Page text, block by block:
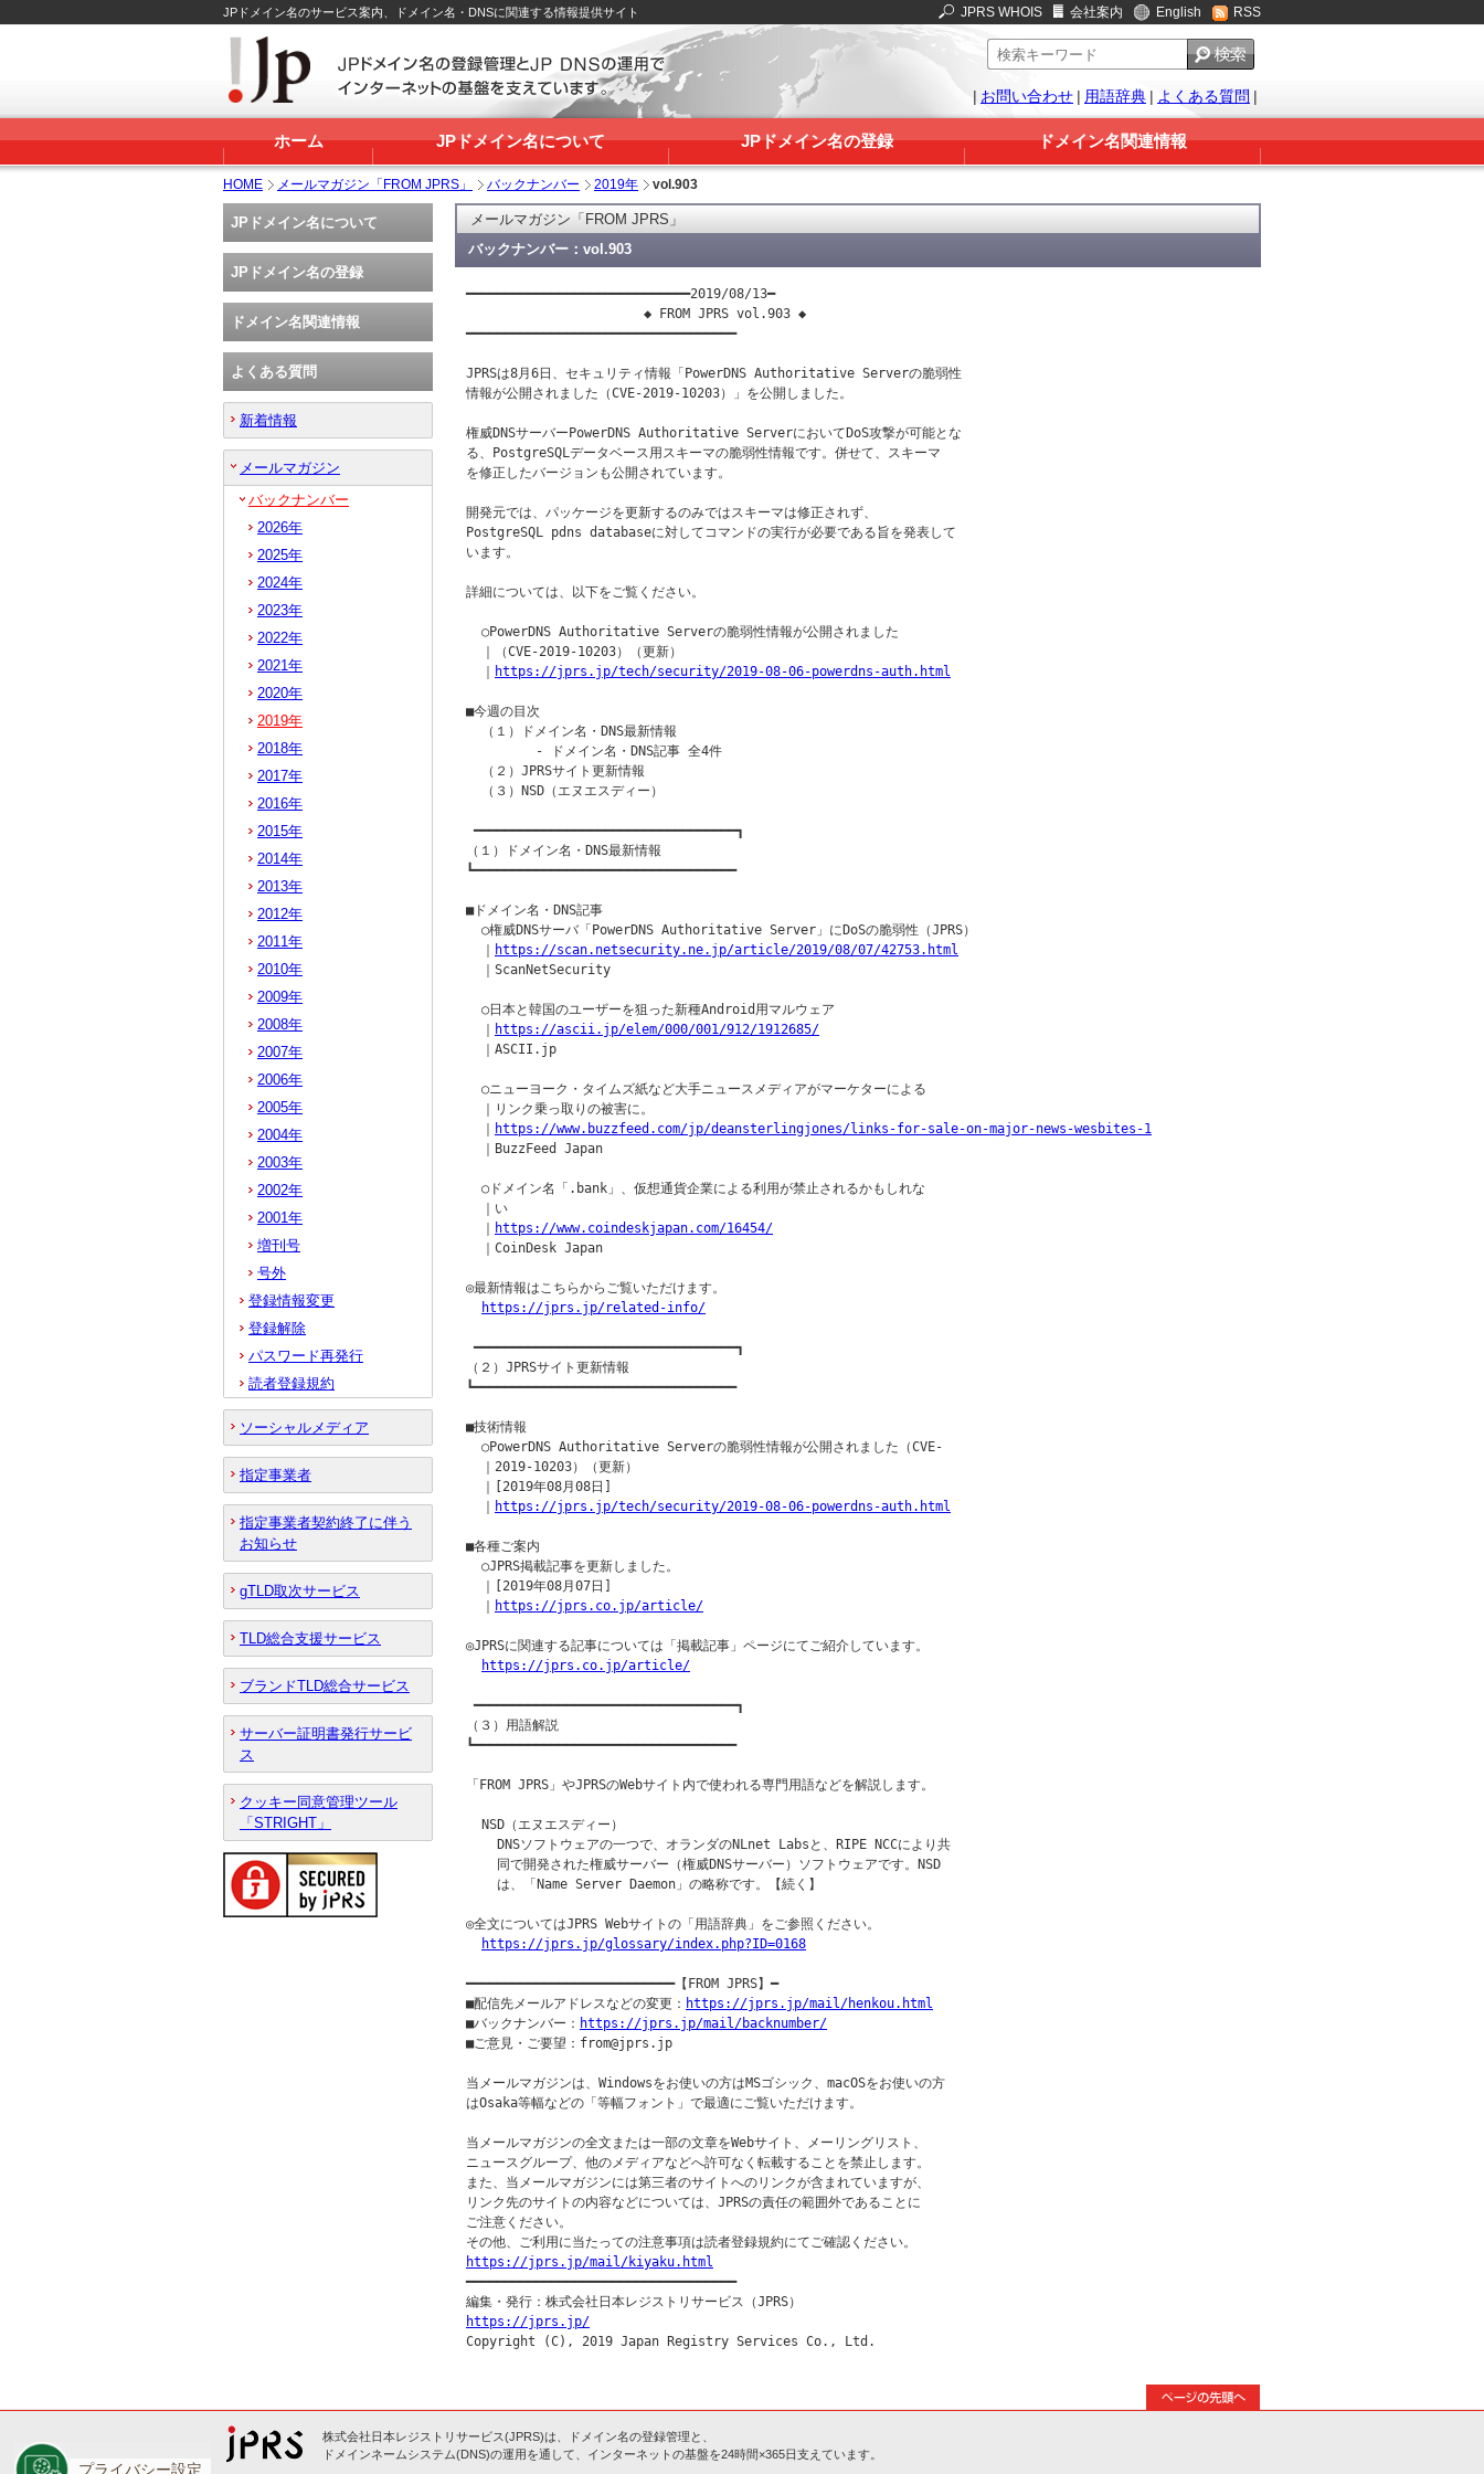
JPドメイン名のサービス案内、ドメイン名・DNSに関連する情報提供サイト JPRS WHOIS 会社案内 English RSS
| お問い合わせ | 用語辞典 | よくある質問 |
ホーム JPドメイン名について JPドメイン名の登録 ドメイン名関連情報
HOME メールマガジン「FROM JPRS」 バックナンバー 2019年 vol.903
メールマガジン「FROM JPRS」
バックナンバー：vol.903
━━━━━━━━━━━━━━━━━━━━━━━━━━━━━2019/08/13━
                       ◆ FROM JPRS vol.903 ◆
━━━━━━━━━━━━━━━━━━━━━━━━━━━━━━━━━━━
JPRSは8月6日、セキュリティ情報「PowerDNS Authoritative Serverの脆弱性
情報が公開されました（CVE-2019-10203）」を公開しました。
権威DNSサーバーPowerDNS Authoritative ServerにおいてDoS攻撃が可能とな
る、PostgreSQLデータベース用スキーマの脆弱性情報です。併せて、スキーマ
を修正したバージョンも公開されています。
開発元では、パッケージを更新するのみではスキーマは修正されず、
PostgreSQL pdns databaseに対してコマンドの実行が必要である旨を発表して
います。
詳細については、以下をご覧ください。
  ○PowerDNS Authoritative Serverの脆弱性情報が公開されました
  ｜（CVE-2019-10203）（更新）
https://jprs.jp/tech/security/2019-08-06-powerdns-auth.html
■今週の目次
  （１）ドメイン名・DNS最新情報
         - ドメイン名・DNS記事 全4件
  （２）JPRSサイト更新情報
  （３）NSD（エヌエスディー）
━━━━━━━━━━━━━━━━━━━━━━━━━━━━━━━━━━┓
（１）ドメイン名・DNS最新情報
┗━━━━━━━━━━━━━━━━━━━━━━━━━━━━━━━━━━
■ドメイン名・DNS記事
  ○権威DNSサーバ「PowerDNS Authoritative Server」にDoSの脆弱性（JPRS）
https://scan.netsecurity.ne.jp/article/2019/08/07/42753.html
  ｜ScanNetSecurity
  ○日本と韓国のユーザーを狙った新種Android用マルウェア
https://ascii.jp/elem/000/001/912/1912685/
  ｜ASCII.jp
  ○ニューヨーク・タイムズ紙など大手ニュースメディアがマーケターによる
  ｜リンク乗っ取りの被害に。
https://www.buzzfeed.com/jp/deansterlingjones/links-for-sale-on-major-news-wesbites-1
  ｜BuzzFeed Japan
  ○ドメイン名「.bank」、仮想通貨企業による利用が禁止されるかもしれな
  ｜い
https://www.coindeskjapan.com/16454/
  ｜CoinDesk Japan
◎最新情報はこちらからご覧いただけます。
https://jprs.jp/related-info/
━━━━━━━━━━━━━━━━━━━━━━━━━━━━━━━━━━┓
（２）JPRSサイト更新情報
┗━━━━━━━━━━━━━━━━━━━━━━━━━━━━━━━━━━
■技術情報
  ○PowerDNS Authoritative Serverの脆弱性情報が公開されました（CVE-
  ｜2019-10203）（更新）
  ｜[2019年08月08日]
https://jprs.jp/tech/security/2019-08-06-powerdns-auth.html
■各種ご案内
  ○JPRS掲載記事を更新しました。
  ｜[2019年08月07日]
https://jprs.co.jp/article/
◎JPRSに関連する記事については「掲載記事」ページにてご紹介しています。
https://jprs.co.jp/article/
━━━━━━━━━━━━━━━━━━━━━━━━━━━━━━━━━━┓
（３）用語解説
┗━━━━━━━━━━━━━━━━━━━━━━━━━━━━━━━━━━
「FROM JPRS」やJPRSのWebサイト内で使われる専門用語などを解説します。
  NSD（エヌエスディー）
    DNSソフトウェアの一つで、オランダのNLnet Labsと、RIPE NCCにより共
    同で開発された権威サーバー（権威DNSサーバー）ソフトウェアです。NSD
    は、「Name Server Daemon」の略称です。【続く】
◎全文についてはJPRS Webサイトの「用語辞典」をご参照ください。
https://jprs.jp/glossary/index.php?ID=0168
━━━━━━━━━━━━━━━━━━━━━━━━━━━【FROM JPRS】━
■配信先メールアドレスなどの変更： https://jprs.jp/mail/henkou.html
■バックナンバー： https://jprs.jp/mail/backnumber/
■ご意見・ご要望：from@jprs.jp
当メールマガジンは、Windowsをお使いの方はMSゴシック、macOSをお使いの方
はOsaka等幅などの「等幅フォント」で最適にご覧いただけます。
当メールマガジンの全文または一部の文章をWebサイト、メーリングリスト、
ニュースグループ、他のメディアなどへ許可なく転載することを禁止します。
また、当メールマガジンには第三者のサイトへのリンクが含まれていますが、
リンク先のサイトの内容などについては、JPRSの責任の範囲外であることに
ご注意ください。
https://jprs.jp/mail/kiyaku.html
━━━━━━━━━━━━━━━━━━━━━━━━━━━━━━━━━━━
https://jprs.jp/
JPドメイン名について
JPドメイン名の登録
ドメイン名関連情報
よくある質問
新着情報
メールマガジン
バックナンバー
2026年
2025年
2024年
2023年
2022年
2021年
2020年
2019年
2018年
2017年
2016年
2015年
2014年
2013年
2012年
2011年
2010年
2009年
2008年
2007年
2006年
2005年
2004年
2003年
2002年
2001年
増刊号
号外
登録情報変更
登録解除
パスワード再発行
読者登録規約
ソーシャルメディア
指定事業者
指定事業者契約終了に伴う
お知らせ
gTLD取次サービス
TLD総合支援サービス
ブランドTLD総合サービス
サーバー証明書発行サービ
ス
クッキー同意管理ツール
「STRIGHT」
株式会社日本レジストリサービス(JPRS)は、ドメイン名の登録管理と、
ドメインネームシステム(DNS)の運用を通して、インターネットの基盤を24時間×365日支えています。
プライバシー設定